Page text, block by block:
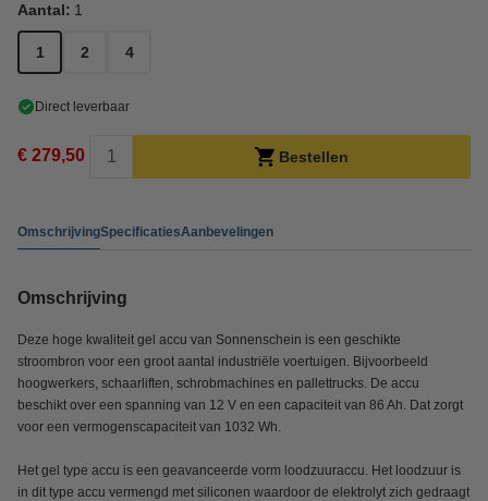
Aantal: 1
1 2 4
Direct leverbaar
€ 279,50 Bestellen
OmschrijvingSpecificatiesAanbevelingen
Omschrijving
Deze hoge kwaliteit gel accu van Sonnenschein is een geschikte
stroombron voor een groot aantal industriële voertuigen. Bijvoorbeeld
hoogwerkers, schaarliften, schrobmachines en pallettrucks. De accu
beschikt over een spanning van 12 V en een capaciteit van 86 Ah. Dat zorgt
voor een vermogenscapaciteit van 1032 Wh.
Het gel type accu is een geavanceerde vorm loodzuuraccu. Het loodzuur is
in dit type accu vermengd met siliconen waardoor de elektrolyt zich gedraagt